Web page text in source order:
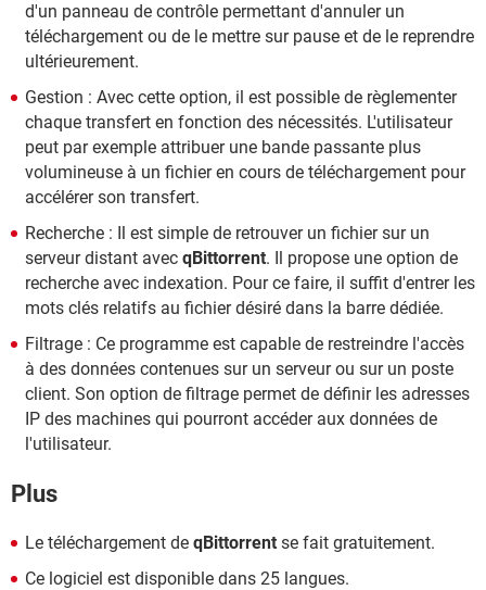
d'un panneau de contrôle permettant d'annuler un
téléchargement ou de le mettre sur pause et de le reprendre
ultérieurement.
Gestion : Avec cette option, il est possible de règlementer
chaque transfert en fonction des nécessités. L'utilisateur
peut par exemple attribuer une bande passante plus
volumineuse à un fichier en cours de téléchargement pour
accélérer son transfert.
Recherche : Il est simple de retrouver un fichier sur un
serveur distant avec qBittorrent. Il propose une option de
recherche avec indexation. Pour ce faire, il suffit d'entrer les
mots clés relatifs au fichier désiré dans la barre dédiée.
Filtrage : Ce programme est capable de restreindre l'accès
à des données contenues sur un serveur ou sur un poste
client. Son option de filtrage permet de définir les adresses
IP des machines qui pourront accéder aux données de
l'utilisateur.
Plus
Le téléchargement de qBittorrent se fait gratuitement.
Ce logiciel est disponible dans 25 langues.